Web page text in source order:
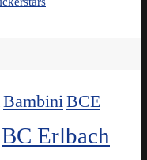
BambiniBCE
BC Erlbach